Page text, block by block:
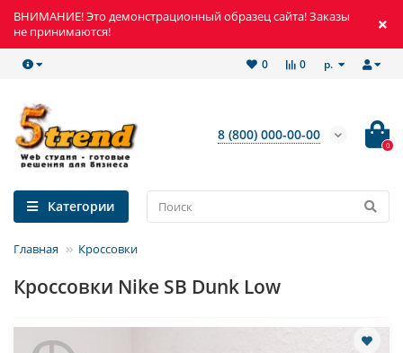
ВНИМАНИЕ! Это демонстрационный образец сайта! Заказы
не принимаются!
р.
0
0
8 (800) 000-00-00
0
Категории
Главная Кроссовки
Кроссовки Nike SB Dunk Low